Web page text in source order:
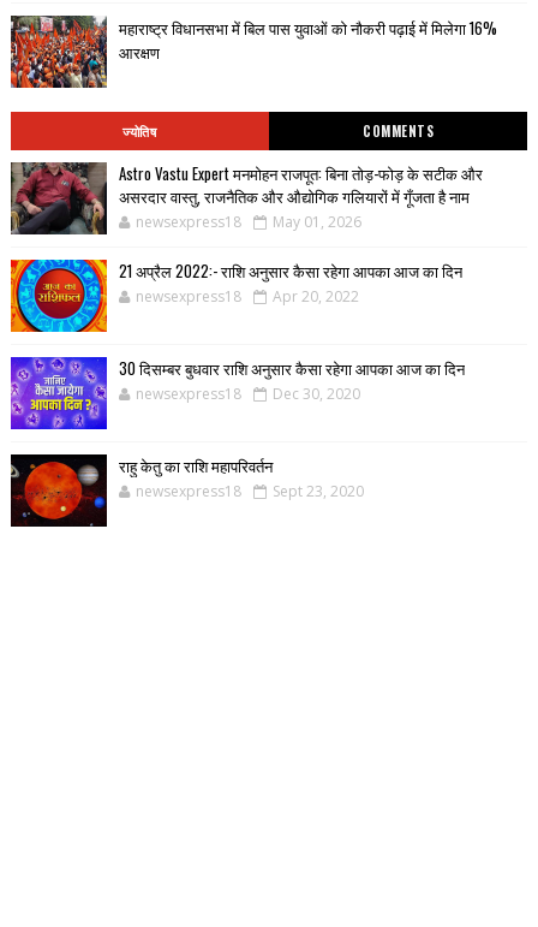
महाराष्ट्र विधानसभा में बिल पास युवाओं को नौकरी पढ़ाई में मिलेगा 16%
आरक्षण
ज्योतिष COMMENTS
Astro Vastu Expert मनमोहन राजपूत: बिना तोड़-फोड़ के सटीक और
असरदार वास्तु, राजनैतिक और औद्योगिक गलियारों में गूँजता है नाम
newsexpress18 May 01, 2026
21 अप्रैल 2022:- राशि अनुसार कैसा रहेगा आपका आज का दिन
newsexpress18 Apr 20, 2022
30 दिसम्बर बुधवार राशि अनुसार कैसा रहेगा आपका आज का दिन
newsexpress18 Dec 30, 2020
राहु केतु का राशि महापरिवर्तन
newsexpress18 Sept 23, 2020